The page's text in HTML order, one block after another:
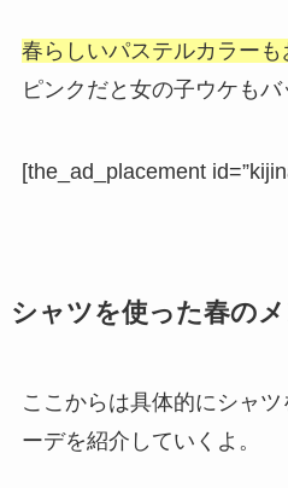
春らしいパステルカラーも
ピンクだと女の子ウケもバ
[the_ad_placement
シャツを使った春の
ここからは具体的にシャ
ーデを紹介していくよ。